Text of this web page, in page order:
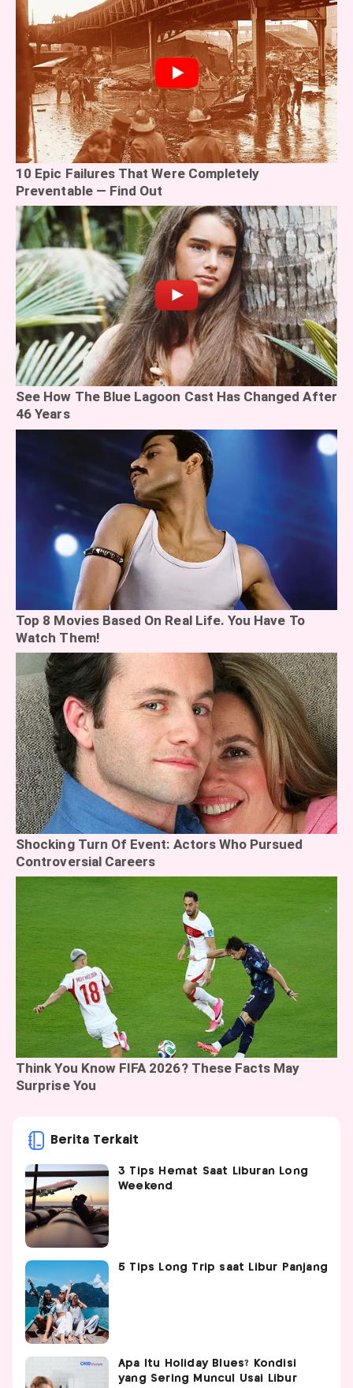
Berita Terkait
3 Tips Hemat Saat Liburan Long
Weekend
5 Tips Long Trip saat Libur Panjang
Apa Itu Holiday Blues? Kondisi
yang Sering Muncul Usai Libur